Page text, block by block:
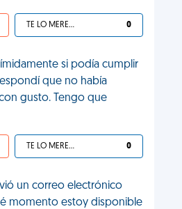
TE LO MERECES 0
si podía cumplir
que no había
gusto. Tengo que
TE LO MERECES 0
un correo electrónico
momento estoy disponible